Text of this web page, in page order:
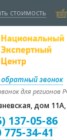
звонок
для регионов
дом 11А,
137-05-86
775-34-41
стоимость